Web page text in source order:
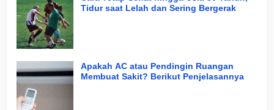
Tidur saat Lelah dan Sering Bergerak
Apakah AC atau Pendingin Ruangan
Membuat Sakit? Berikut Penjelasannya